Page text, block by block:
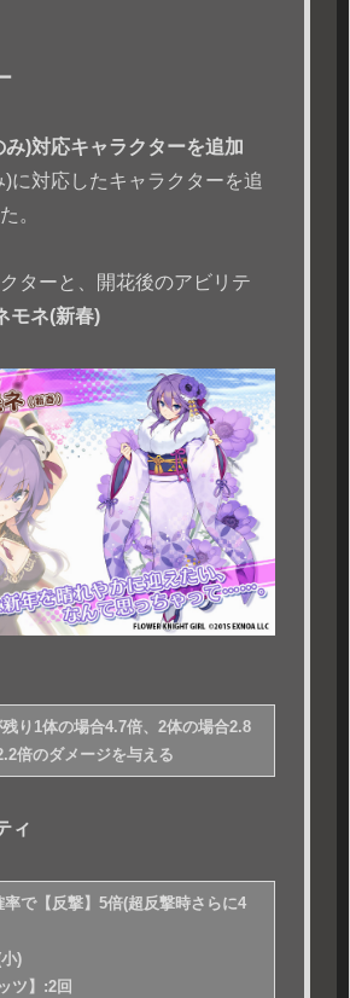
)対応キャラクターを追加
)に対応したキャラクターを追
。
クターと、開花後のアビリテ
モネ(新春)
り1体の場合4.7倍、2体の場合2.8
倍のダメージを与える
ィ
で【反撃】5倍(超反撃時さらに4
)
ツ】:2回